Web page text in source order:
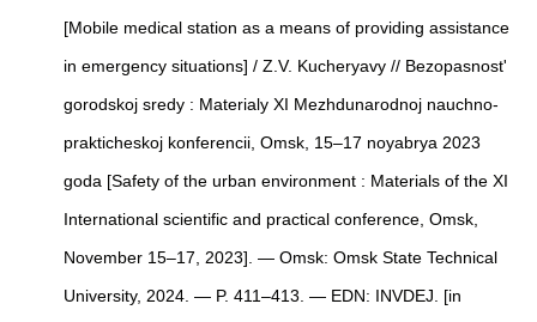
[Mobile medical station as a means of providing assistance
in emergency situations] / Z.V. Kucheryavy // Bezopasnost'
gorodskoj sredy : Materialy XI Mezhdunarodnoj nauchno-
prakticheskoj konferencii, Omsk, 15–17 noyabrya 2023
goda [Safety of the urban environment : Materials of the XI
International scientific and practical conference, Omsk,
November 15–17, 2023]. — Omsk: Omsk State Technical
University, 2024. — P. 411–413. — EDN: INVDEJ. [in